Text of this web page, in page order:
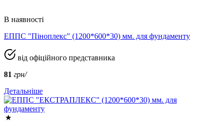
В наявності
ЕППС "Піноплекс" (1200*600*30) мм. для фундаменту
від офіційного представника
81 грн/
Детальніше